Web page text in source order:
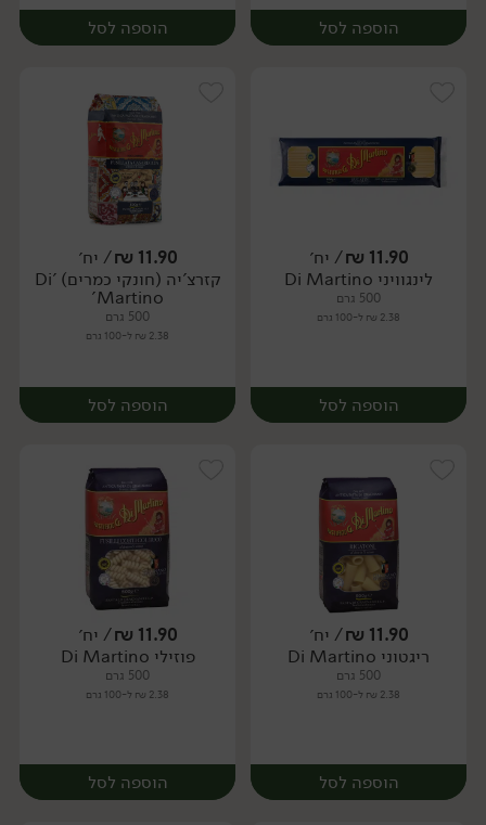
הוספה לסל
יח׳
הוספה לסל
יח׳
11.90
₪/ יח׳
לינגוויני Di Martino
500 גרם
2.38 ₪ ל-100 גרם
הוספה לסל
יח׳
11.90
₪/ יח׳
קזרצ'יה (חונקי כמרים) 'Di
Martino'
500 גרם
2.38 ₪ ל-100 גרם
הוספה לסל
יח׳
11.90
₪/ יח׳
ריגטוני Di Martino
500 גרם
2.38 ₪ ל-100 גרם
הוספה לסל
11.90
₪/ יח׳
פוזילי Di Martino
500 גרם
2.38 ₪ ל-100 גרם
הוספה לסל